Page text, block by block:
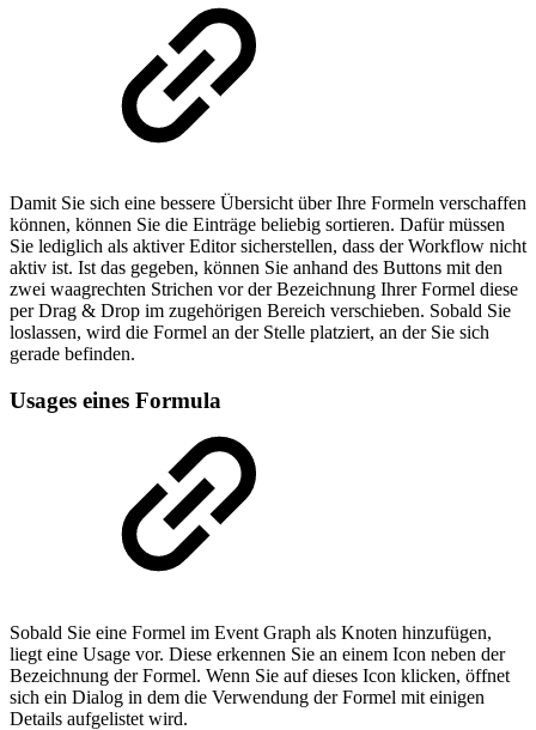
Damit Sie sich eine bessere Übersicht über Ihre Formeln verschaffen
können, können Sie die Einträge beliebig sortieren. Dafür müssen
Sie lediglich als aktiver Editor sicherstellen, dass der Workflow nicht
aktiv ist. Ist das gegeben, können Sie anhand des Buttons mit den
zwei waagrechten Strichen vor der Bezeichnung Ihrer Formel diese
per Drag & Drop im zugehörigen Bereich verschieben. Sobald Sie
loslassen, wird die Formel an der Stelle platziert, an der Sie sich
gerade befinden.
Usages eines Formula
Sobald Sie eine Formel im Event Graph als Knoten hinzufügen,
liegt eine Usage vor. Diese erkennen Sie an einem Icon neben der
Bezeichnung der Formel. Wenn Sie auf dieses Icon klicken, öffnet
sich ein Dialog in dem die Verwendung der Formel mit einigen
Details aufgelistet wird.